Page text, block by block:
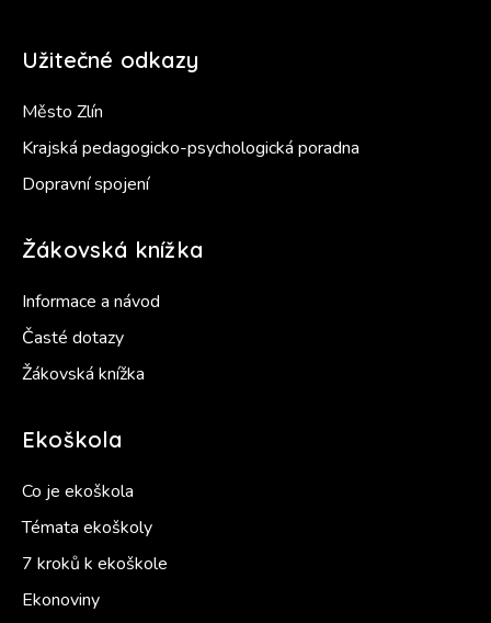
Užitečné odkazy
Město Zlín
Krajská pedagogicko-psychologická poradna
Dopravní spojení
Žákovská knížka
Informace a návod
Časté dotazy
Žákovská knížka
Ekoškola
Co je ekoškola
Témata ekoškoly
7 kroků k ekoškole
Ekonoviny